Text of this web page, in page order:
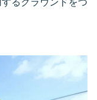
るグラウンドをつ